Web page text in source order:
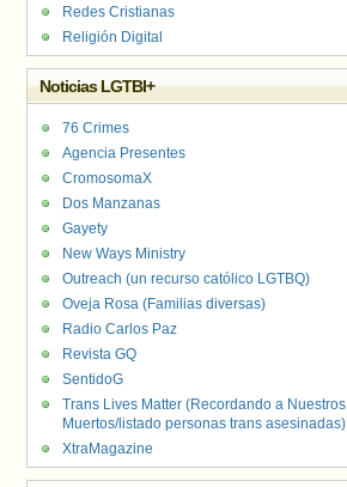
Redes Cristianas
Religión Digital
Noticias LGTBI+
76 Crimes
Agencia Presentes
CromosomaX
Dos Manzanas
Gayety
New Ways Ministry
Outreach (un recurso católico LGTBQ)
Oveja Rosa (Familias diversas)
Radio Carlos Paz
Revista GQ
SentidoG
Trans Lives Matter (Recordando a Nuestros
Muertos/listado personas trans asesinadas)
XtraMagazine